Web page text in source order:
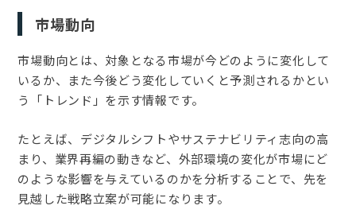
市場動向
市場動向とは、対象となる市場が今どのように変化して
いるか、また今後どう変化していくと予測されるかとい
う「トレンド」を示す情報です。
たとえば、デジタルシフトやサステナビリティ志向の高
まり、業界再編の動きなど、外部環境の変化が市場にど
のような影響を与えているのかを分析することで、先を
見越した戦略立案が可能になります。